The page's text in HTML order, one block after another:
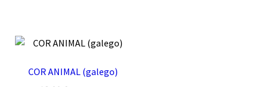
COR ANIMAL (galego)